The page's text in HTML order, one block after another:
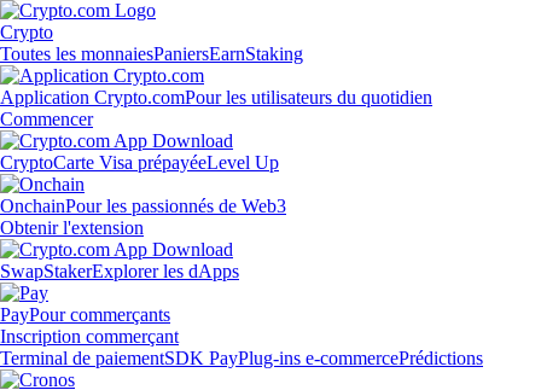
Crypto
Toutes les monnaiesPaniersEarnStaking
Application Crypto.comPour les utilisateurs du quotidien
Commencer
CryptoCarte Visa prépayéeLevel Up
OnchainPour les passionnés de Web3
Obtenir l'extension
SwapStakerExplorer les dApps
PayPour commerçants
Inscription commerçant
Terminal de paiementSDK PayPlug-ins e-commercePrédictions